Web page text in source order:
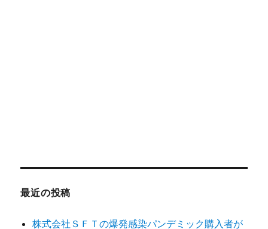
最近の投稿
株式会社ＳＦＴの爆発感染パンデミック購入者が